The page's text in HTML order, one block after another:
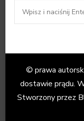
Szukasz
czegoś?
© prawa
dostawie prądu.
Stworzony przez